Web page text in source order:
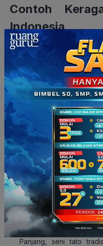
Contoh
Indonesia
Beberapa contoh
sebagai berikut:
Keragaman budaya
Kulit, Batik, dan upacara
Keragaman budaya
Angklung, Tari Jaipong,
Keragaman budaya
seperti Tari Kecak dan
yang unik seperti
yang khas.
Keragaman budaya
yang khas, Rumah
tradisional Batak.
Keragaman budaya
Ondel, Tanjidor, dan
Keragaman budaya
nilai Islam, seperti tari
tertutup.
Keragaman budaya
Panjang, seni tato